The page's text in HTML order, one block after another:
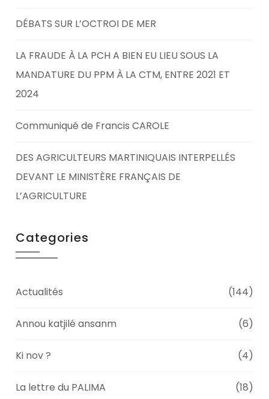
DÉBATS SUR L’OCTROI DE MER
LA FRAUDE À LA PCH A BIEN EU LIEU SOUS LA
MANDATURE DU PPM À LA CTM, ENTRE 2021 ET
2024
Communiqué de Francis CAROLE
DES AGRICULTEURS MARTINIQUAIS INTERPELLÉS
DEVANT LE MINISTÈRE FRANÇAIS DE
L’AGRICULTURE
Categories
Actualités (144)
Annou katjilé ansanm (6)
Ki nov ? (4)
La lettre du PALIMA (18)